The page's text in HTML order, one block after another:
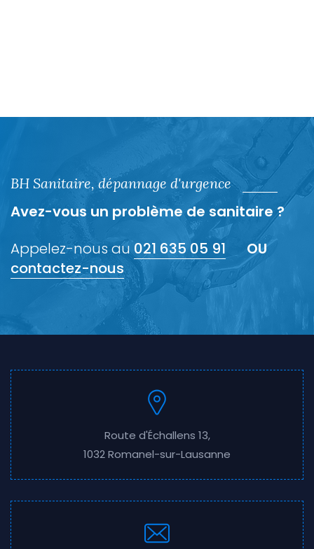
BH Sanitaire, dépannage d'urgence
Avez-vous un problème de sanitaire ?
Appelez-nous au021 635 05 91
OU
contactez-nous
Route d'Échallens 13,
1032 Romanel-sur-Lausanne